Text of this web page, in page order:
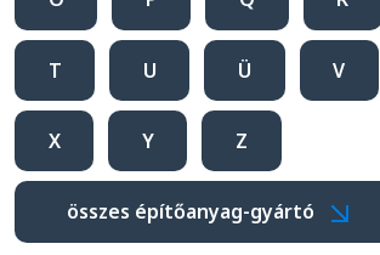
T U Ü V
X Y Z
összes építőanyag-gyártó